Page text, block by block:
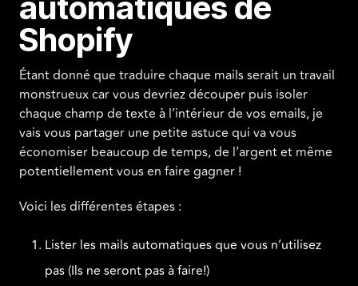
Shopify
Étant donné que traduire chaque mails serait un travail
monstrueux car vous devriez découper puis isoler
chaque champ de texte à l’intérieur de vos emails, je
vais vous partager une petite astuce qui va vous
économiser beaucoup de temps, de l’argent et même
potentiellement vous en faire gagner !
Voici les différentes étapes :
Lister les mails automatiques que vous n’utilisez
pas (Ils ne seront pas à faire!)